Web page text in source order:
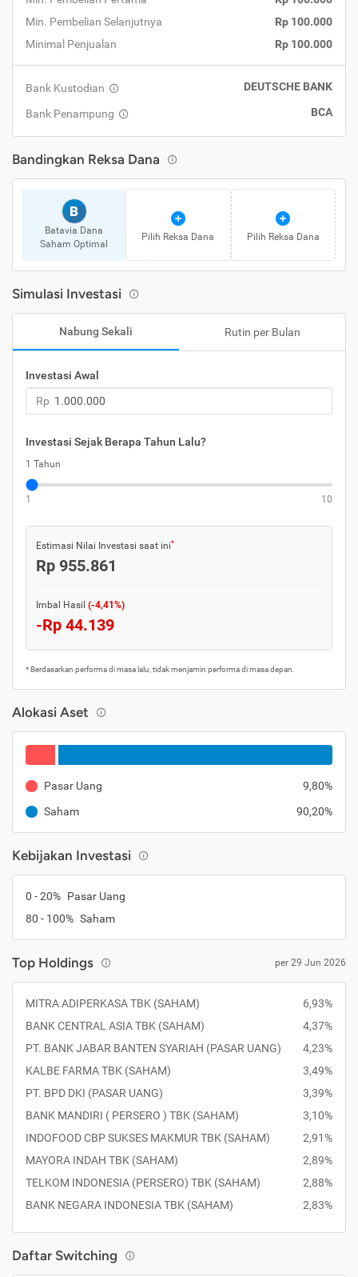
Min. Pembelian Selanjutnya
Rp 100.000
Minimal Penjualan
Rp 100.000
Bank Kustodian DEUTSCHE BANK
Bank Penampung BCA
Bandingkan Reksa Dana
B
Batavia Dana
Saham Optimal
Pilih Reksa Dana Pilih Reksa Dana
Simulasi Investasi
Nabung Sekali Rutin per Bulan
Investasi Awal
Rp
Investasi Sejak Berapa Tahun Lalu?
1 Tahun
1 10
Estimasi Nilai Investasi saat ini*
Rp 955.861
Imbal Hasil (-4,41%)
-Rp 44.139
* Berdasarkan performa di masa lalu, tidak menjamin performa di masa depan.
Alokasi Aset
Pasar Uang
9,80%
Saham
90,20%
Kebijakan Investasi
0 - 20% Pasar Uang
80 - 100% Saham
Top Holdings per 29 Jun 2026
MITRA ADIPERKASA TBK (SAHAM)
6,93%
BANK CENTRAL ASIA TBK (SAHAM)
4,37%
PT. BANK JABAR BANTEN SYARIAH (PASAR UANG)
4,23%
KALBE FARMA TBK (SAHAM)
3,49%
PT. BPD DKI (PASAR UANG)
3,39%
BANK MANDIRI ( PERSERO ) TBK (SAHAM)
3,10%
INDOFOOD CBP SUKSES MAKMUR TBK (SAHAM)
2,91%
MAYORA INDAH TBK (SAHAM)
2,89%
TELKOM INDONESIA (PERSERO) TBK (SAHAM)
2,88%
BANK NEGARA INDONESIA TBK (SAHAM)
2,83%
Daftar Switching